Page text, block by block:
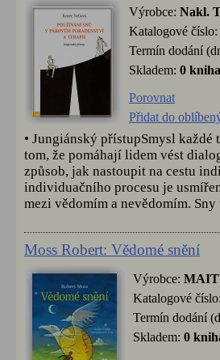
Výrobce: Nakl.
Katalogové číslo:
Termín dodání
Skladem: 0 kniha
Porovnat
Přidat do
• Jungiánský přístupSmysl
tom, že pomáhají lidem vést
způsob, jak nastoupit na cestu
individuačního procesu je
mezi vědomím a nevědomím.
Moss Robert: Vědomé snění
Výrobce:
Katalogové
Termín dodání
Skladem: 0